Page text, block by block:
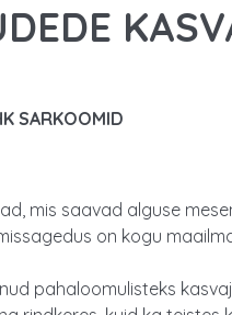
SARKOOMID
mis saavad alguse
on kogu
pahaloomulisteks